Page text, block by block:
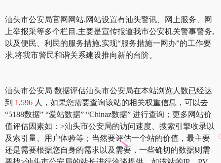
汕头市公安局官网网站,网站设置有汕头警讯、网上服务、网
上举报采等多个栏目,主要是宣传报道我市公安机关警事警务,
以及便民、利民的服务措施,实现“服务措施一网办”的工作要
求,将我市警民和谐关系建设推向新的台阶。
汕头市公安局 数据评估汕头市公安局在本站浏览人数已经达
到 1,596 人，如果您需要查询该站的相关权重信息，可以去
“5188数据” “爱站数据” “Chinaz数据” 进行查询；更多网站价
值评估因素如：>汕头市公安局的访问速度、搜索引擎收录以
及索引量、用户体验等；当然要评估一个站的价值，最主要
还是需要根据您自身的需求以及需要，一些确切的数据则需